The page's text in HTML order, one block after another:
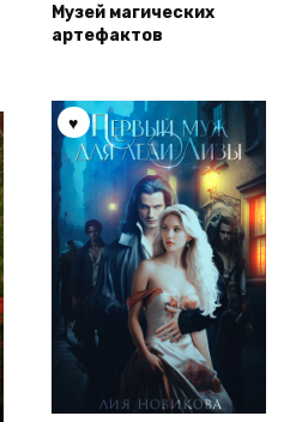
Музей магических
артефактов